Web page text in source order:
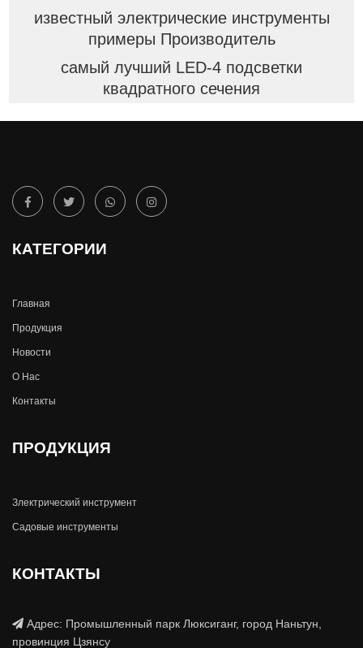
известный электрические инструменты
примеры Производитель
самый лучший LED-4 подсветки
квадратного сечения
КАТЕГОРИИ
Главная
Продукция
Новости
О Hас
Контакты
ПРОДУКЦИЯ
Злектрический инструмент
Садовые инструменты
КОНТАКТЫ
Адрес: Промышленный парк Люксиганг, город Наньтун,
провинция Цзянсу